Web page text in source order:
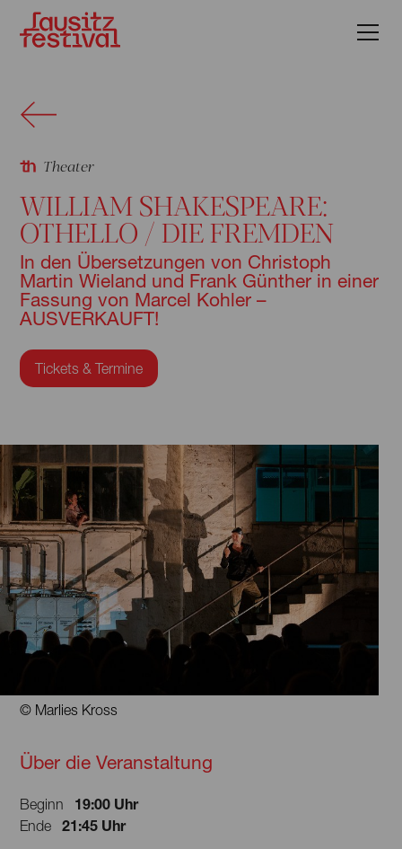
Theater
WILLIAM SHAKESPEARE:
OTHELLO / DIE FREMDEN
In den Übersetzungen von Christoph
Martin Wieland und Frank Günther in einer
Fassung von Marcel Kohler –
AUSVERKAUFT!
Tickets & Termine
© Marlies Kross
Über die Veranstaltung
Beginn 19:00 Uhr
Ende
21:45 Uhr